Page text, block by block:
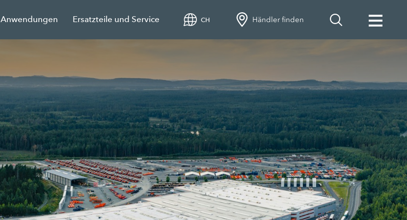
Anwendungen Ersatzteile und Service CH Händler finden